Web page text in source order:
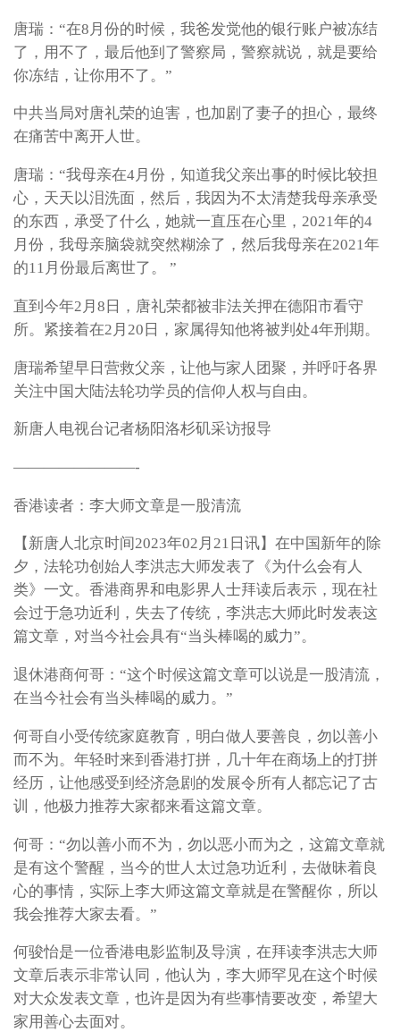
唐瑞：“在8月份的时候，我爸发觉他的银行账户被冻结
了，用不了，最后他到了警察局，警察就说，就是要给
你冻结，让你用不了。”
中共当局对唐礼荣的迫害，也加剧了妻子的担心，最终
在痛苦中离开人世。
唐瑞：“我母亲在4月份，知道我父亲出事的时候比较担
心，天天以泪洗面，然后，我因为不太清楚我母亲承受
的东西，承受了什么，她就一直压在心里，2021年的4
月份，我母亲脑袋就突然糊涂了，然后我母亲在2021年
的11月份最后离世了。 ”
直到今年2月8日，唐礼荣都被非法关押在德阳市看守
所。紧接着在2月20日，家属得知他将被判处4年刑期。
唐瑞希望早日营救父亲，让他与家人团聚，并呼吁各界
关注中国大陆法轮功学员的信仰人权与自由。
新唐人电视台记者杨阳洛杉矶采访报导
————————-
香港读者：李大师文章是一股清流
【新唐人北京时间2023年02月21日讯】在中国新年的除
夕，法轮功创始人李洪志大师发表了《为什么会有人
类》一文。香港商界和电影界人士拜读后表示，现在社
会过于急功近利，失去了传统，李洪志大师此时发表这
篇文章，对当今社会具有“当头棒喝的威力”。
退休港商何哥：“这个时候这篇文章可以说是一股清流，
在当今社会有当头棒喝的威力。”
何哥自小受传统家庭教育，明白做人要善良，勿以善小
而不为。年轻时来到香港打拼，几十年在商场上的打拼
经历，让他感受到经济急剧的发展令所有人都忘记了古
训，他极力推荐大家都来看这篇文章。
何哥：“勿以善小而不为，勿以恶小而为之，这篇文章就
是有这个警醒，当今的世人太过急功近利，去做昧着良
心的事情，实际上李大师这篇文章就是在警醒你，所以
我会推荐大家去看。”
何骏怡是一位香港电影监制及导演，在拜读李洪志大师
文章后表示非常认同，他认为，李大师罕见在这个时候
对大众发表文章，也许是因为有些事情要改变，希望大
家用善心去面对。